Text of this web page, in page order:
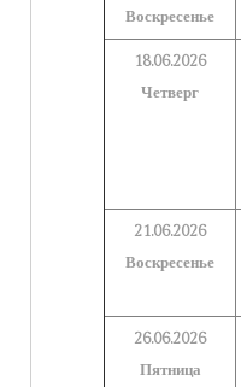
Воскресенье
18.06.2026
Четверг
21.06.2026
Воскресенье
26.06.2026
Пятница